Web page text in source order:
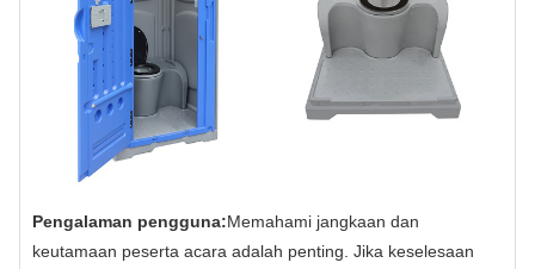
Pengalaman pengguna:Memahami jangkaan dan
keutamaan peserta acara adalah penting. Jika keselesaan